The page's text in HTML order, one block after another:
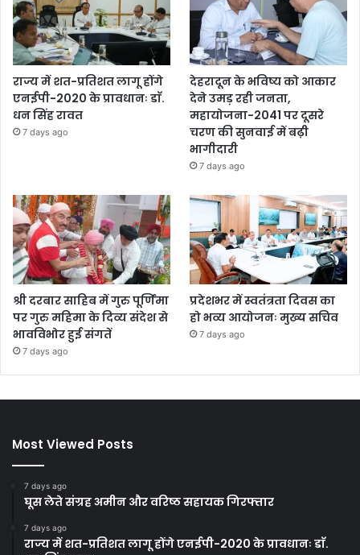
राज्य में शत-प्रतिशत लागू होंगे
एनईपी-2020 के प्रावधानः डाॅ.
धन सिंह रावत
7 days ago
देहरादून के भविष्य को आकार
देने उमड़ रही जनता,
महायोजना-2041 पर दूसरे
चरण की सुनवाई में बढ़ी
भागीदारी
7 days ago
श्री दरबार साहिब में गुरु पूर्णिमा
पर गुरु महिमा के दिव्य संदेश से
भावविभोर हुई संगतें
7 days ago
प्रदेशभर में स्वतंत्रता दिवस का
हो भव्य आयोजनः मुख्य सचिव
7 days ago
Most Viewed Posts
7 days ago
घूस लेते संग्रह अमीन और वरिष्ठ सहायक गिरफ्तार
7 days ago
राज्य में शत-प्रतिशत लागू होंगे एनईपी-2020 के प्रावधानः डाॅ.